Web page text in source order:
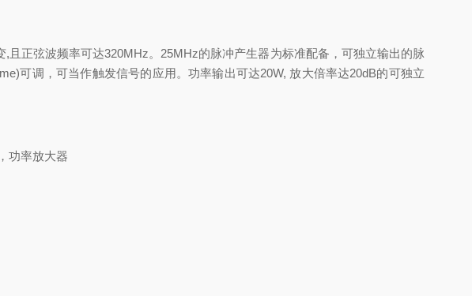
, 且正弦波频率可达320MHz。 25MHz的脉冲产生器为标准配备，可独立输出的脉
可调，可当作触发信号的应用。功率输出可达20W, 放大倍率达20dB的可独立
功率放大器